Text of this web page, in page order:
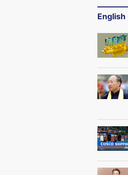
English